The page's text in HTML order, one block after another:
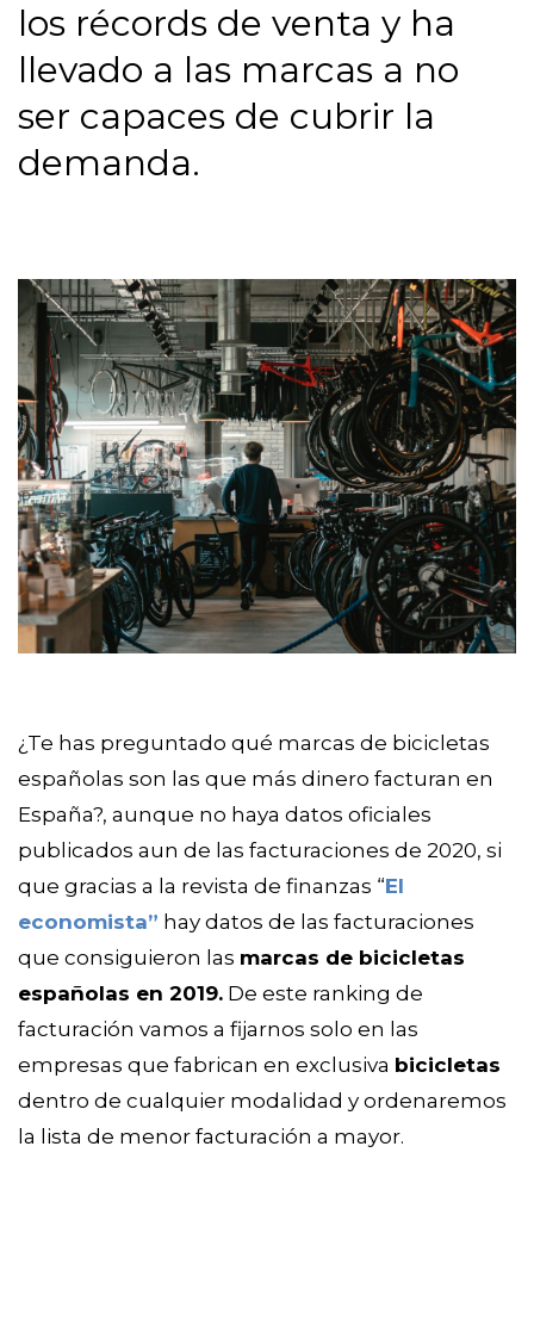
los récords de venta y ha
llevado a las marcas a no
ser capaces de cubrir la
demanda.
¿Te has preguntado qué marcas de bicicletas
españolas son las que más dinero facturan en
España?, aunque no haya datos oficiales
publicados aun de las facturaciones de 2020, si
que gracias a la revista de finanzas “El
economista” hay datos de las facturaciones
que consiguieron las marcas de bicicletas
españolas en 2019. De este ranking de
facturación vamos a fijarnos solo en las
empresas que fabrican en exclusiva bicicletas
dentro de cualquier modalidad y ordenaremos
la lista de menor facturación a mayor.